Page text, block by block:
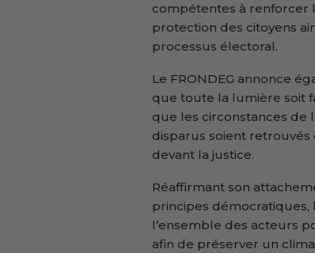
compétentes à renforcer
protection des citoyens
processus électoral.
Le FRONDEG annonce
que toute la lumière soit
que les circonstances de
disparus soient
devant la justice.
Réaffirmant son
principes démocratiques,
l’ensemble des acteurs
afin de préserver un